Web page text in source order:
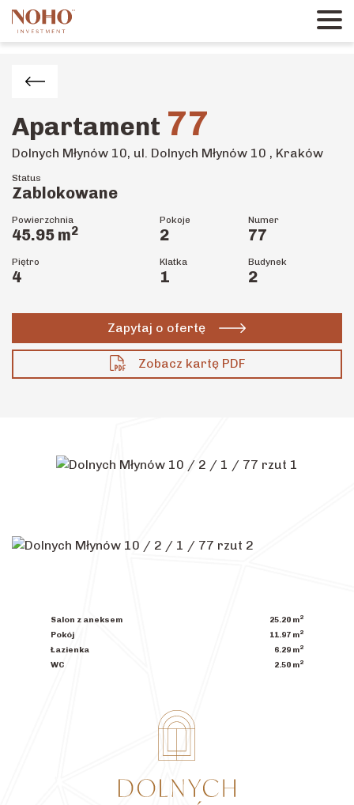
Apartament 77
Dolnych Młynów 10, ul. Dolnych Młynów 10 , Kraków
Status
Zablokowane
Powierzchnia
45.95 m2
Pokoje
2
Numer
77
Piętro
4
Klatka
1
Budynek
2
Zapytaj o ofertę
Zobacz kartę PDF
Salon z aneksem 25.20 m2
Pokój 11.97 m2
Łazienka 6.29 m2
WC 2.50 m2